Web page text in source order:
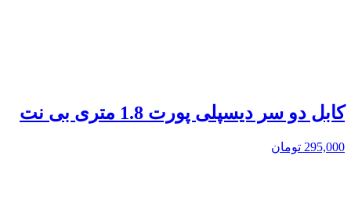
کابل دو سر دیسپلی پورت 1.8 متری بی نت
295,000 تومان